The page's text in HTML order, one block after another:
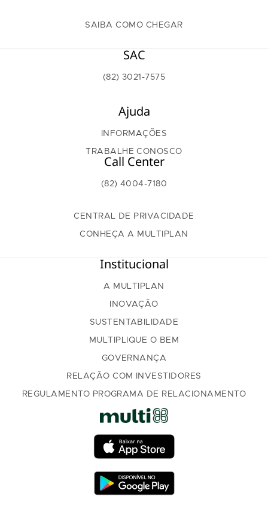
SAIBA COMO CHEGAR
SAC
(82) 3021-7575
Ajuda
INFORMAÇÕES
TRABALHE CONOSCO
Call Center
(82) 4004-7180
CENTRAL DE PRIVACIDADE
CONHEÇA A MULTIPLAN
Institucional
A MULTIPLAN
INOVAÇÃO
SUSTENTABILIDADE
MULTIPLIQUE O BEM
GOVERNANÇA
RELAÇÃO COM INVESTIDORES
REGULAMENTO PROGRAMA DE RELACIONAMENTO